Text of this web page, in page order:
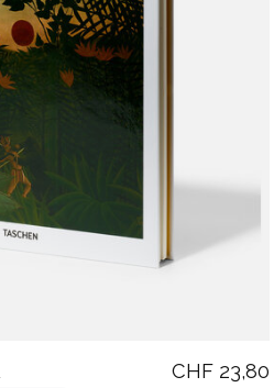
CHF 23,80